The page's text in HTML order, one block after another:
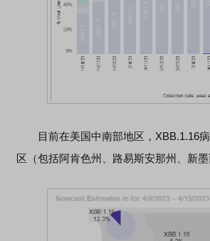
目前在美国中南部地区，XBB.1.16病
区（包括阿肯色州、路易斯安那州、新